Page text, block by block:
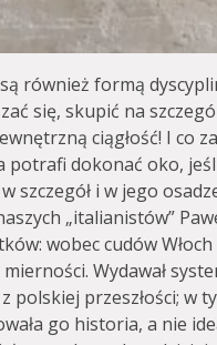
również formą
się, skupić na
ciągłość! I co
potrafi dokonać oko,
szczegół i w jego
„italianistów”
wobec cudów
Wydawał
polskiej przeszłości; w
go historia, a nie